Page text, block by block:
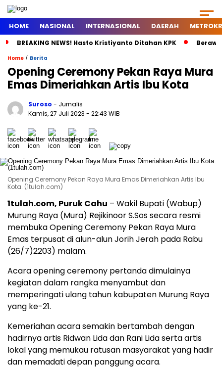
HOME NASIONAL INTERNASIONAL DAERAH
BREAKING NEWS! Hasto Kristiyanto Ditahan KPK
Home / Berita
Opening Ceremony Pekan Raya Mura
Emas Dimeriahkan Artis Ibu Kota
Suroso - Jurnalis
Kamis, 27 Juli 2023 - 22:43 WIB
Opening Ceremony Pekan Raya Mura Emas Dimeriahkan Artis Ibu
Kota. (1tulah.com)
1tulah.com, Puruk Cahu – Wakil Bupati (Wabup)
Murung Raya (Mura) Rejikinoor S.Sos secara resmi
membuka Opening Ceremony Pekan Raya Mura
Emas terpusat di alun-alun Jorih Jerah pada Rabu
(26/7)2203) malam.
Acara opening ceremony pertanda dimulainya
kegiatan dalam rangka menyambut dan
memperingati ulang tahun kabupaten Murung Raya
yang ke-21.
Kemeriahan acara semakin bertambah dengan
hadirnya artis Ridwan Lida dan Rani Lida serta artis
lokal yang memukau ratusan masyarakat yang hadir
dan memadati depan panggung acara.